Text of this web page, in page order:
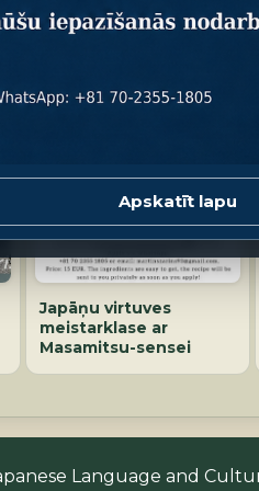
Apskatīt lapu
Japāņu virtuves
meistarklase ar
Masamitsu-sensei
Language and